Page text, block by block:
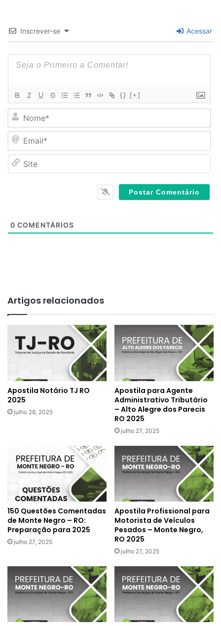
Inscrever-se Acessar
{} [+]
m
a
*t
0 COMENTÁRIOS
Artigos relacionados
Apostila Notário TJ RO
2025
julho 28, 2025
Apostila para Agente
Administrativo Tributário
– Alto Alegre dos Parecis
RO 2025
julho 27, 2025
150 Questões Comentadas
de Monte Negro – RO:
Preparação para 2025
julho 27, 2025
Apostila Profissional para
Motorista de Veículos
Pesados – Monte Negro,
RO 2025
julho 27, 2025